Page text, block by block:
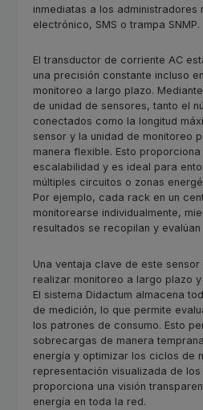
inmediatas a los
electrónico, SMS o trampa SNMP.
El transductor de corriente AC
una precisión constante incluso
monitoreo a largo plazo.
de unidad de sensores, tanto el
conectados como la longitud
sensor y la unidad de monitoreo
manera flexible. Esto
escalabilidad y es ideal para
múltiples circuitos o zonas
Por ejemplo, cada rack en un
monitorearse individualmente,
resultados se recopilan y
Una ventaja clave de este
realizar monitoreo a largo plazo
El sistema Didactum almacena
de medición, lo que permite
los patrones de consumo. Esto
sobrecargas de manera
energía y optimizar los ciclos de
representación visualizada de
proporciona una visión
energía en toda la red.